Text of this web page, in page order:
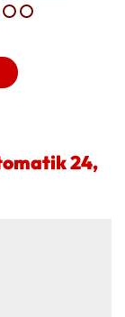
24,